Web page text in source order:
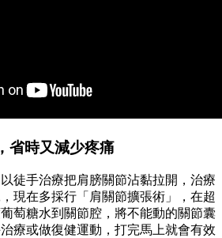
省時又減少疼痛
徒手治療把肩膀關節沾黏拉開，治療
現在多採行「肩關節擴張術」，在超
萄糖水到關節腔，將不能動的關節囊
療或做復健運動，打完馬上就會有效